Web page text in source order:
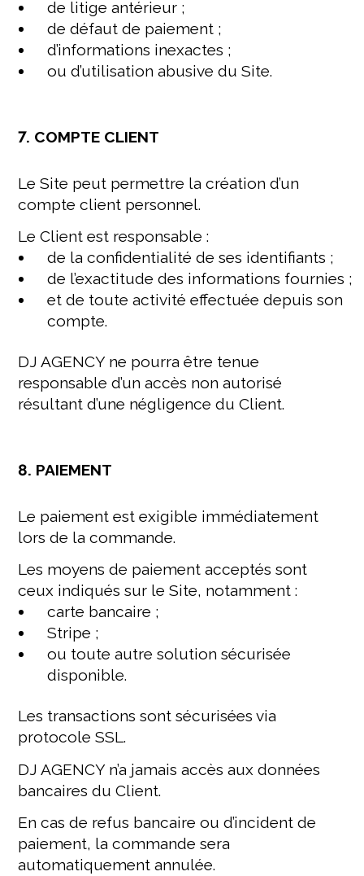
de litige antérieur ;
de défaut de paiement ;
d’informations inexactes ;
ou d’utilisation abusive du Site.
7. COMPTE CLIENT
Le Site peut permettre la création d’un
compte client personnel.
Le Client est responsable :
de la confidentialité de ses identifiants ;
de l’exactitude des informations fournies ;
et de toute activité effectuée depuis son
compte.
DJ AGENCY ne pourra être tenue
responsable d’un accès non autorisé
résultant d’une négligence du Client.
8. PAIEMENT
Le paiement est exigible immédiatement
lors de la commande.
Les moyens de paiement acceptés sont
ceux indiqués sur le Site, notamment :
carte bancaire ;
Stripe ;
ou toute autre solution sécurisée
disponible.
Les transactions sont sécurisées via
protocole SSL.
DJ AGENCY n’a jamais accès aux données
bancaires du Client.
En cas de refus bancaire ou d’incident de
paiement, la commande sera
automatiquement annulée.